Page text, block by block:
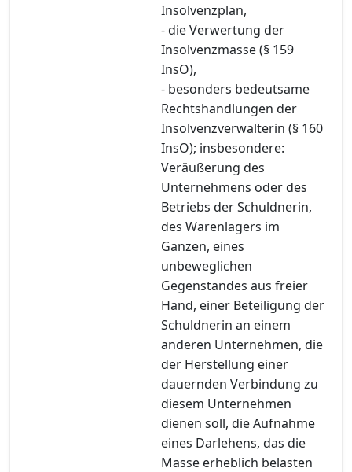
Insolvenzplan,
- die Verwertung der
Insolvenzmasse (§ 159
InsO),
- besonders bedeutsame
Rechtshandlungen der
Insolvenzverwalterin (§ 160
InsO); insbesondere:
Veräußerung des
Unternehmens oder des
Betriebs der Schuldnerin,
des Warenlagers im
Ganzen, eines
unbeweglichen
Gegenstandes aus freier
Hand, einer Beteiligung der
Schuldnerin an einem
anderen Unternehmen, die
der Herstellung einer
dauernden Verbindung zu
diesem Unternehmen
dienen soll, die Aufnahme
eines Darlehens, das die
Masse erheblich belasten